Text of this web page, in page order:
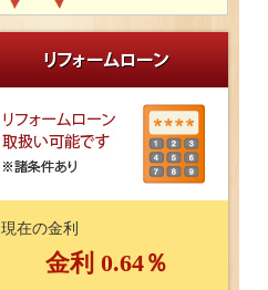
現在の金利
金利 0.64％